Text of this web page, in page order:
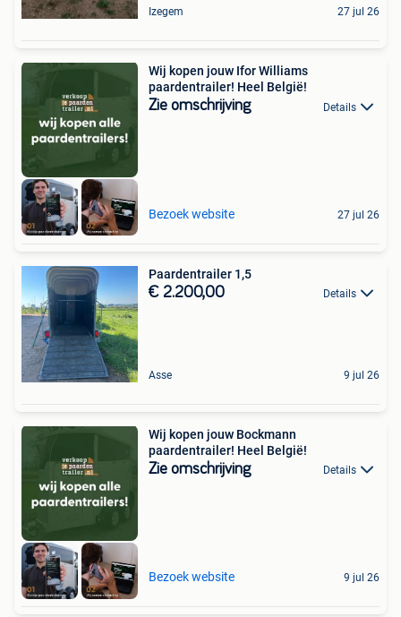
Izegem 27 jul 26
Wij kopen jouw Ifor Williams
paardentrailer! Heel België!
Zie omschrijving Details
Bezoek website 27 jul 26
Paardentrailer 1,5
€ 2.200,00 Details
Asse 9 jul 26
Wij kopen jouw Bockmann
paardentrailer! Heel België!
Zie omschrijving Details
Bezoek website 9 jul 26